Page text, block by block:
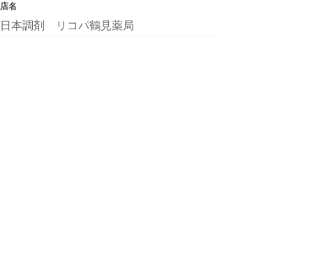
店名
日本調剤 リコパ鶴見薬局